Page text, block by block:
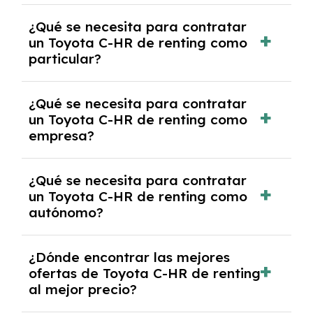
económica.
pero puede haber penalizaciones por
cancelación anticipada. Es importante revisar
las condiciones del contrato y hablar con un
experto que te asesore.
¿Qué se necesita para contratar
un Toyota C-HR de renting como
particular?
y, en algunos casos, una consulta de solvencia
crediticia y un pago inicial.
¿Qué se necesita para contratar
un Toyota C-HR de renting como
empresa?
documentación financiera y, en algunos
casos, un informe de solvencia de la empresa
y un pago inicial.
¿Qué se necesita para contratar
un Toyota C-HR de renting como
autónomo?
autónomos, justificante de ingresos y, en
algunos casos, un informe fiscal y un pago
inicial.
¿Dónde encontrar las mejores
ofertas de Toyota C-HR de renting
al mejor precio?